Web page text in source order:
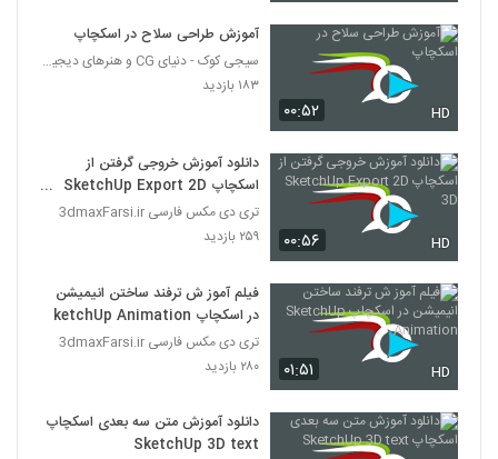
۰۰:۵۲ HD
آموزش طراحی سلاح در اسکچاپ
سیجی کوک - دنیای CG و هنرهای دیجیتال
۱۸۳ بازدید
۰۰:۵۶ HD
دانلود آموزش خروجی گرفتن از
اسکچاپ SketchUp Export 2D
3D
تری دی مکس فارسی 3dmaxFarsi.ir
۲۵۹ بازدید
۰۱:۵۱ HD
فیلم آموز ش ترفند ساختن انیمیشن
در اسکچاپ SketchUp Animation
تری دی مکس فارسی 3dmaxFarsi.ir
۲۸۰ بازدید
دانلود آموزش متن سه بعدی اسکچاپ
SketchUp 3D text